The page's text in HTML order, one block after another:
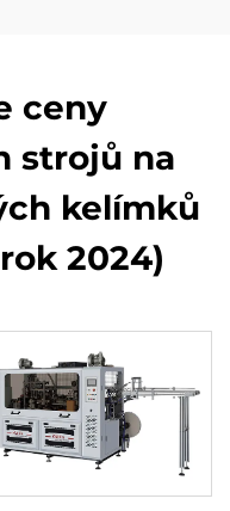
ceny
strojů na
kelímků
2024)